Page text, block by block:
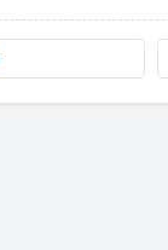
எச்சரிக்கை